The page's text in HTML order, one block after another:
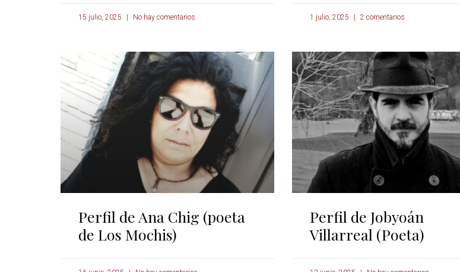
15 julio, 2025 No hay comentarios 1 julio, 2025 2 comentarios
Perfil de Ana Chig (poeta
de Los Mochis)
Perfil de Jobyoán
Villarreal (Poeta)